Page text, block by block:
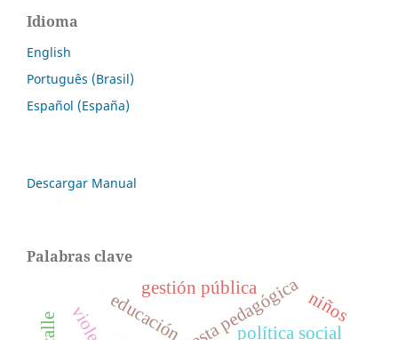
Idioma
English
Português (Brasil)
Español (España)
Descargar Manual
Palabras clave
gestión pública
educación política social
niños